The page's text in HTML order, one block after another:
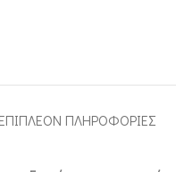
ΕΠΙΠΛΈΟΝ ΠΛΗΡΟΦΟΡΊΕΣ